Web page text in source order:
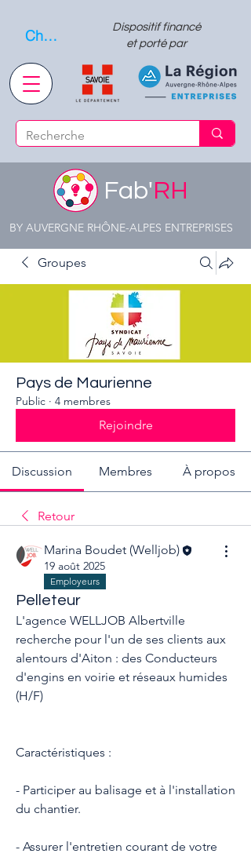
Choisissez quand l'envoyer
Dispositif financé
et porté par
Fab'RH
BY AUVERGNE RHÔNE-ALPES ENTREPRISES
Groupes
Pays de Maurienne
Public · 4 membres
Rejoindre
Discussion Membres À propos
Retour
Marina Boudet (Welljob)
19 août 2025
Employeurs
Pelleteur
L'agence WELLJOB Albertville
recherche pour l'un de ses clients aux
alentours d'Aiton : des Conducteurs
d'engins en voirie et réseaux humides
(H/F)
Caractéristiques :
- Participer au balisage et à l'installation
du chantier.
- Assurer l'entretien courant de votre